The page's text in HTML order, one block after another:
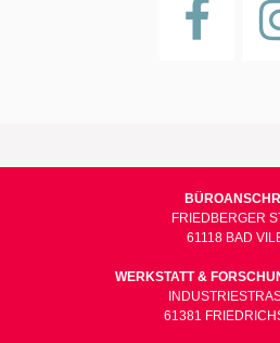
FRIEDBERGER
61118 BAD
WERKSTATT &
61381